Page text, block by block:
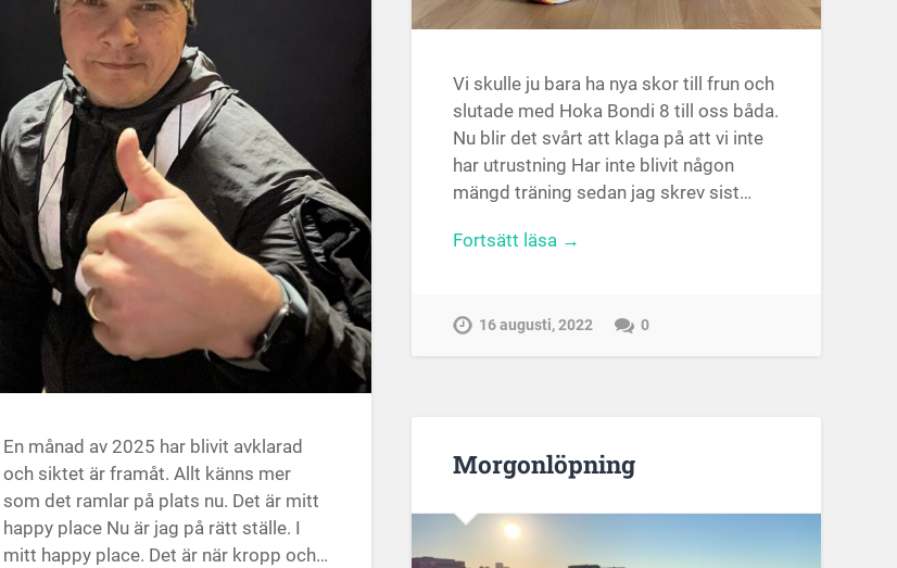
En månad av 2025 har blivit avklarad
och siktet är framåt. Allt känns mer
som det ramlar på plats nu. Det är mitt
happy place Nu är jag på rätt ställe. I
mitt happy place. Det är när kropp och…
Vi skulle ju bara ha nya skor till frun och
slutade med Hoka Bondi 8 till oss båda.
Nu blir det svårt att klaga på att vi inte
har utrustning Har inte blivit någon
mängd träning sedan jag skrev sist…
Fortsätt läsa →
16 augusti, 2022 0
Morgonlöpning